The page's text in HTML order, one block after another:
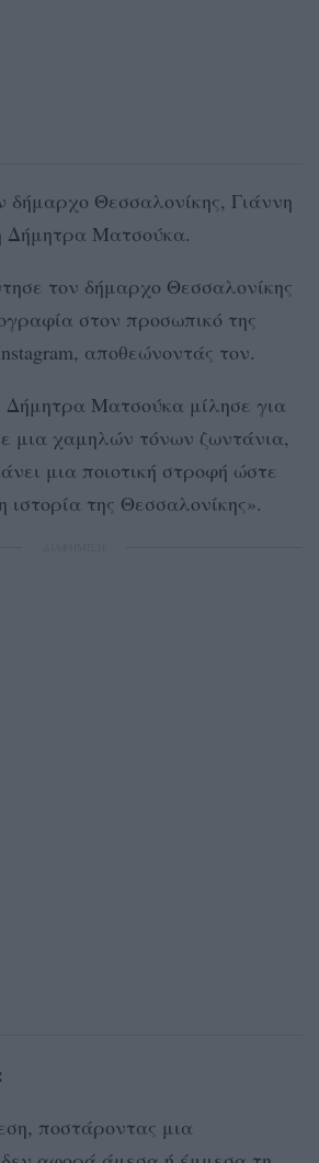
δήμαρχο Θεσσαλονίκης, Γιάννη
Δήμητρα Ματσούκα.
τον δήμαρχο Θεσσαλονίκης
στον προσωπικό της
αποθεώνοντάς τον.
Ματσούκα μίλησε για
μια χαμηλών τόνων ζωντάνια,
μια ποιοτική στροφή ώστε
της Θεσσαλονίκης».
ποστάροντας μια